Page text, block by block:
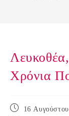
Χρόνια
Post
16